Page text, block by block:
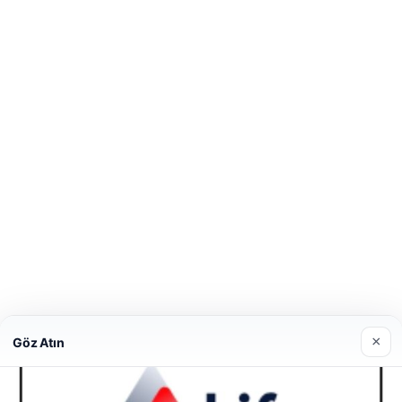
Göz Atın ×